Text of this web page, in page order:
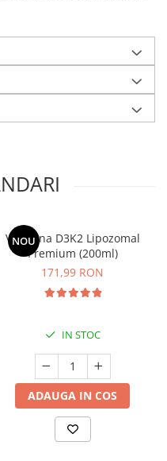
NOU
Vitamina D3K2 Lipozomal
Premium (200ml)
171,99 RON
IN STOC
ADAUGA IN COS